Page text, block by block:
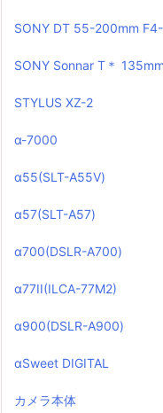
SONY DT 55-200mm
SONY Sonnar T＊
STYLUS XZ-2
α-7000
α55(SLT-A55V)
α57(SLT-A57)
α700(DSLR-A700)
α77II(ILCA-77M2)
α900(DSLR-A900)
αSweet DIGITAL
カメラ本体